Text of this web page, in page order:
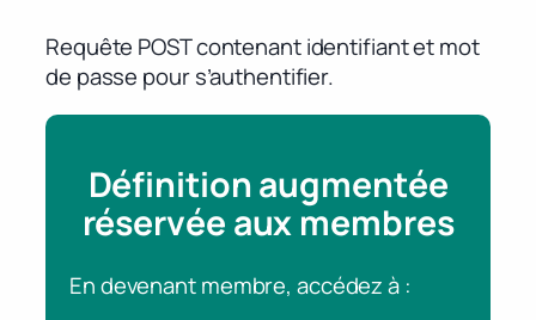
Requête POST contenant identifiant et mot
de passe pour s’authentifier.
Définition augmentée
réservée aux membres
En devenant membre, accédez à :